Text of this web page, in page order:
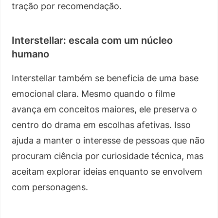
tração por recomendação.
Interstellar: escala com um núcleo
humano
Interstellar também se beneficia de uma base
emocional clara. Mesmo quando o filme
avança em conceitos maiores, ele preserva o
centro do drama em escolhas afetivas. Isso
ajuda a manter o interesse de pessoas que não
procuram ciência por curiosidade técnica, mas
aceitam explorar ideias enquanto se envolvem
com personagens.